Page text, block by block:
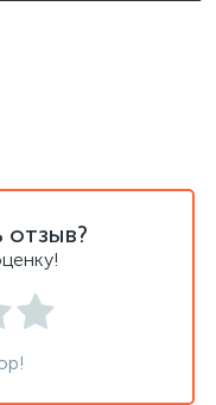
отзыв?